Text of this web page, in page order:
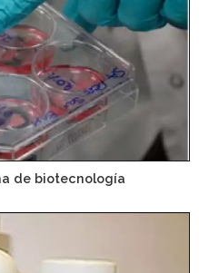
de biotecnología